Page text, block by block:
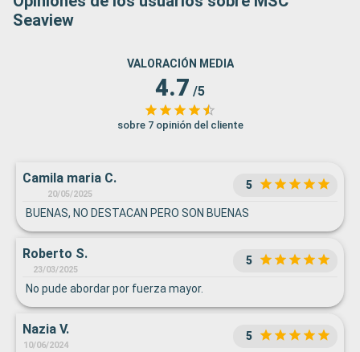
Seaview
VALORACIÓN MEDIA
4.7 /5
sobre 7 opinión del cliente
Camila maria C.
20/05/2025
5
BUENAS, NO DESTACAN PERO SON BUENAS
Roberto S.
23/03/2025
5
No pude abordar por fuerza mayor.
Nazia V.
10/06/2024
5